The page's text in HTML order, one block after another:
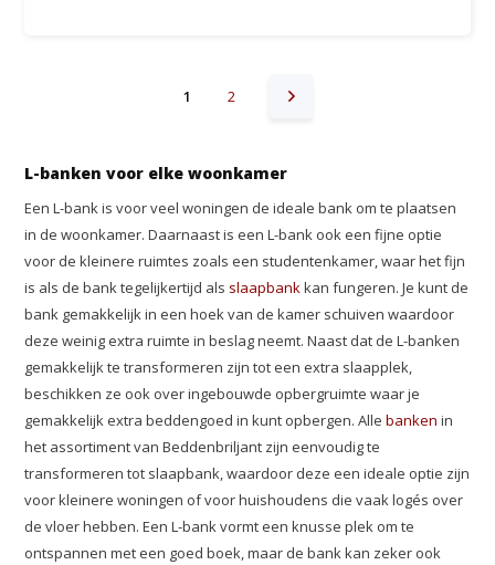
1 2
L-banken voor elke woonkamer
Een L-bank is voor veel woningen de ideale bank om te plaatsen
in de woonkamer. Daarnaast is een L-bank ook een fijne optie
voor de kleinere ruimtes zoals een studentenkamer, waar het fijn
is als de bank tegelijkertijd als slaapbankkan fungeren. Je kunt de
bank gemakkelijk in een hoek van de kamer schuiven waardoor
deze weinig extra ruimte in beslag neemt. Naast dat de L-banken
gemakkelijk te transformeren zijn tot een extra slaapplek,
beschikken ze ook over ingebouwde opbergruimte waar je
gemakkelijk extra beddengoed in kunt opbergen. Allebanken in
het assortiment van Beddenbriljant zijn eenvoudig te
transformeren tot slaapbank, waardoor deze een ideale optie zijn
voor kleinere woningen of voor huishoudens die vaak logés over
de vloer hebben. Een L-bank vormt een knusse plek om te
ontspannen met een goed boek, maar de bank kan zeker ook